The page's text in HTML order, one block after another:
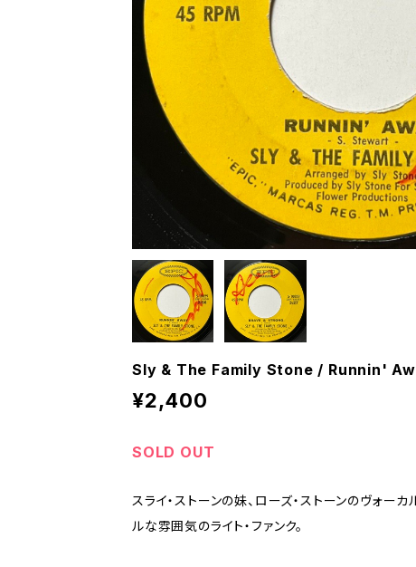
Sly & The Family Stone / Runnin'
¥2,400
SOLD OUT
スライ・ストーンの妹、ローズ・ストーンのヴォー
ルな雰囲気のライト・ファンク。